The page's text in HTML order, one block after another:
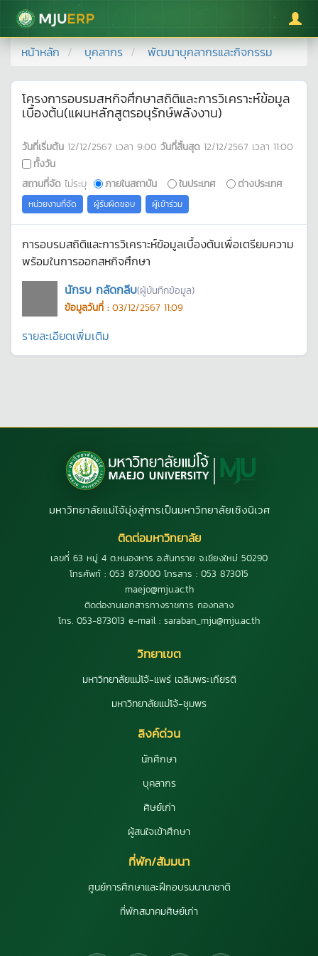
มหาวิทยาลัยแม่โจ้
หน้าหลัก บุคลากร พัฒนาบุคลากรและกิจกรรม
โครงการอบรมสหกิจศึกษาสถิติและการวิเคราะห์ข้อมูล
เบื้องต้น(แผนหลักสูตรอนุรักษ์พลังงาน)
วันที่เริ่มต้น 12/12/2567 เวลา 9:00 วันที่สิ้นสุด 12/12/2567 เวลา 11:00
ทั้งวัน
สถานที่จัด ไม่ระบุ ภายในสถาบัน ในประเทศ ต่างประเทศ
หน่วยงานที่จัด ผู้รับผิดชอบ ผู้เข้าร่วม
การอบรมสถิติและการวิเคราะห์ข้อมูลเบื้องต้นเพื่อเตรียมความ
พร้อมในการออกสหกิจศึกษา
นักรบ กลัดกลีบ(ผู้บันทึกข้อมูล)
ข้อมูลวันที่ : 03/12/2567 11:09
รายละเอียดเพิ่มเติม
มหาวิทยาลัยแม่โจ้มุ่งสู่การเป็นมหาวิทยาลัยเชิงนิเวศ
ติดต่อมหาวิทยาลัย
เลขที่ 63 หมู่ 4 ต.หนองหาร อ.สันทราย จ.เชียงใหม่ 50290
โทรศัพท์ : 053 873000 โทรสาร : 053 873015
maejo@mju.ac.th
ติดต่องานเอกสารทางราชการ กองกลาง
โทร. 053-873013 e-mail : saraban_mju@mju.ac.th
วิทยาเขต
มหาวิทยาลัยแม่โจ้-แพร่ เฉลิมพระเกียรติ
มหาวิทยาลัยแม่โจ้-ชุมพร
ลิงค์ด่วน
นักศึกษา
บุคลากร
ศิษย์เก่า
ผู้สนใจเข้าศึกษา
ที่พัก/สัมมนา
ศูนย์การศึกษาและฝึกอบรมนานาชาติ
ที่พักสมาคมศิษย์เก่า